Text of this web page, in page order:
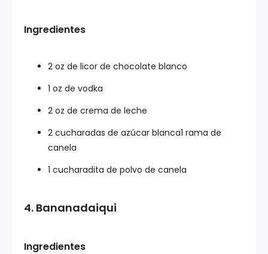
Ingredientes
2 oz de licor de chocolate blanco
1 oz de vodka
2 oz de crema de leche
2 cucharadas de azúcar blanca1 rama de
canela
1 cucharadita de polvo de canela
4. Bananadaiqui
Ingredientes